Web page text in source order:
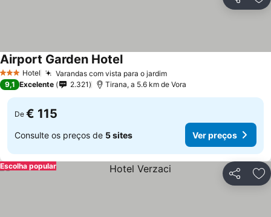
Partilhar
3 EstrelasHotel Varandas com vista para o jardim
Airport Garden Hotel
9,1 Excelente 2.321 Tirana, a 5.6 km de Vora
De € 115
Consulte os preços de 5 sites Ver preços
Partilhar
Escolha popular